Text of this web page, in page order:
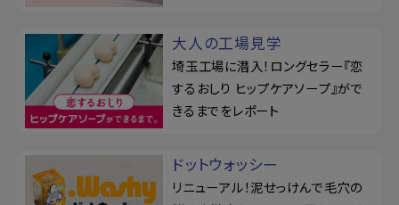
大人の工場見学
埼玉工場に潜入！ロングセラー『恋
するおしり ヒップケアソープ』がで
きるまでをレポート
ドットウォッシー
リニューアル！泥せっけんで毛穴の